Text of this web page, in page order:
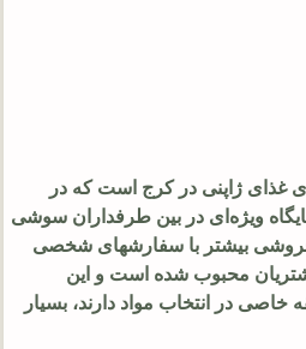
ژاپنی در کرج است که در
ویژه‌ای در بین طرفداران سوشی
بیشتر با سفارشهای شخصی
محبوب شده است و این
در انتخاب مواد دارند، بسیار